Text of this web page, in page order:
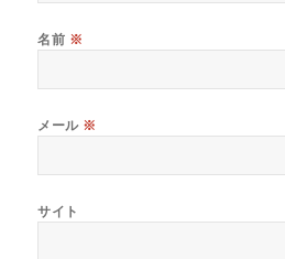
名前 ※
メール ※
サイト